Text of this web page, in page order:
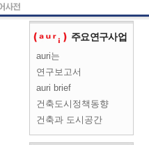
주요연구사업
auri는
연구보고서
auri brief
건축도시정책동향
건축과 도시공간